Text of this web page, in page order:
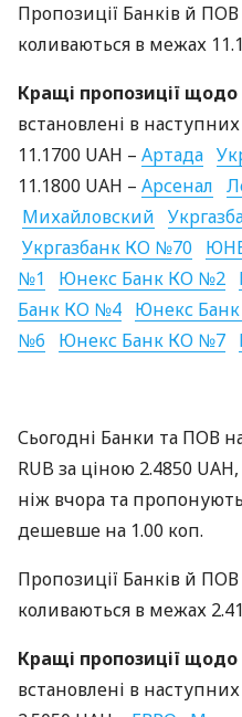
Пропозиції Банків й ПОВ
коливаються в межах
Кращі пропозиції
встановлені в
11.1700 UAH – Артада
11.1800 UAH – Арсенал
Михайловский
Укргазбанк КО №70
№1
Юнекс Банк КО №2
Банк КО №4 Юнекс
№6
Юнекс Банк КО №7
Сьогодні Банки та ПОВ
RUB за ціною 2.4850 UAH
ніж вчора та
дешевше на 1.00 коп.
Пропозиції Банків й ПОВ
коливаються в межах
Кращі пропозиції щодо
встановлені в